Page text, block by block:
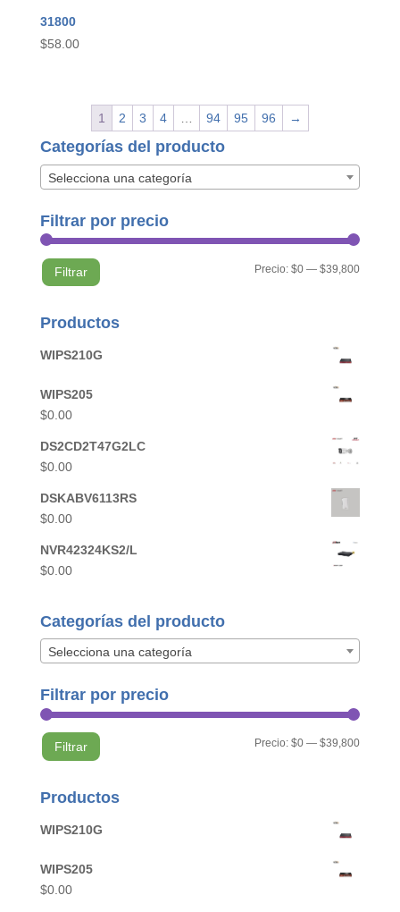
31800
$58.00
1 2 3 4 … 94 95 96 →
Categorías del producto
Selecciona una categoría
Filtrar por precio
Precio
Precio
Filtrar Precio:$0 —$39,800
Productos
WIPS210G
WIPS205
$0.00
DS2CD2T47G2LC
$0.00
DSKABV6113RS
$0.00
NVR42324KS2/L
$0.00
Categorías del producto
Selecciona una categoría
Filtrar por precio
Precio
Precio
Filtrar Precio:$0 —$39,800
Productos
WIPS210G
WIPS205
$0.00